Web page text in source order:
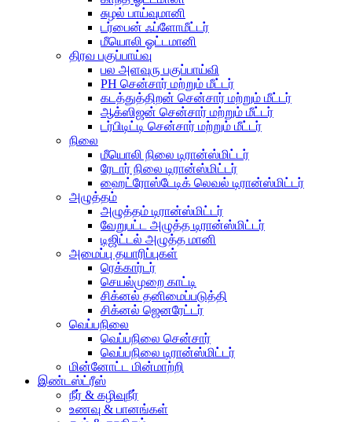
சுழல் பாய்வுமானி
டர்பைன் ஃப்ளோமீட்டர்
மீயொலி ஓட்டமானி
திரவ பகுப்பாய்வு
பல அளவுரு பகுப்பாய்வி
PH சென்சார் மற்றும் மீட்டர்
கடத்துத்திறன் சென்சார் மற்றும் மீட்டர்
ஆக்ஸிஜன் சென்சார் மற்றும் மீட்டர்
டர்பிடிட்டி சென்சார் மற்றும் மீட்டர்
நிலை
மீயொலி நிலை டிரான்ஸ்மிட்டர்
ரேடார் நிலை டிரான்ஸ்மிட்டர்
ஹைட்ரோஸ்டேடிக் லெவல் டிரான்ஸ்மிட்டர்
அழுத்தம்
அழுத்தம் டிரான்ஸ்மிட்டர்
வேறுபட்ட அழுத்த டிரான்ஸ்மிட்டர்
டிஜிட்டல் அழுத்த மானி
அமைப்பு தயாரிப்புகள்
ரெக்கார்டர்
செயல்முறை காட்டி
சிக்னல் தனிமைப்படுத்தி
சிக்னல் ஜெனரேட்டர்
வெப்பநிலை
வெப்பநிலை சென்சார்
வெப்பநிலை டிரான்ஸ்மிட்டர்
மின்னோட்ட மின்மாற்றி
இண்டஸ்ட்ரீஸ்
நீர் & கழிவுநீர்
உணவு & பானங்கள்